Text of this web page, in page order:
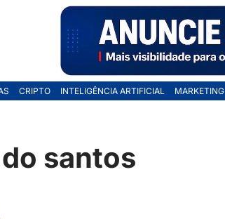
CRIPTO INTELIGÊNCIA ARTIFICIAL MARKETING
santos